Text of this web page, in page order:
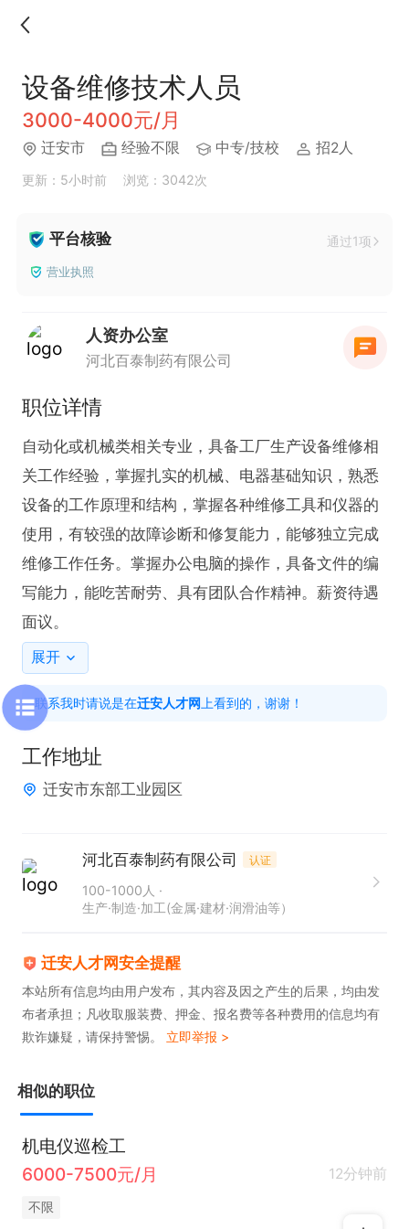
设备维修技术人员
3000-4000元/月
迁安市 经验不限 中专/技校 招2人
更新：5小时前 浏览：3042次
平台核验 通过1项
营业执照
人资办公室
河北百泰制药有限公司
职位详情
自动化或机械类相关专业，具备工厂生产设备维修相
关工作经验，掌握扎实的机械、电器基础知识，熟悉
设备的工作原理和结构，掌握各种维修工具和仪器的
使用，有较强的故障诊断和修复能力，能够独立完成
维修工作任务‌。掌握办公电脑的操作，具备文件的编
写能力，能吃苦耐劳、具有团队合作精神。薪资待遇
面议。
展开
联系我时请说是在迁安人才网 上看到的，谢谢！
工作地址
迁安市东部工业园区
河北百泰制药有限公司 认证
100-1000人
生产·制造·加工(金属·建材·润滑油等）
迁安人才网安全提醒
本站所有信息均由用户发布，其内容及因之产生的后果，均由发
布者承担；凡收取服装费、押金、报名费等各种费用的信息均有
欺诈嫌疑，请保持警惕。 立即举报 >
相似的职位
机电仪巡检工
6000-7500元/月
12分钟前
不限